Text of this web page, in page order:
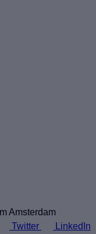
Amsterdam
Twitter LinkedIn